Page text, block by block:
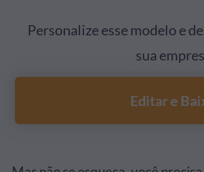
Personalize esse modelo e
sua
Editar e